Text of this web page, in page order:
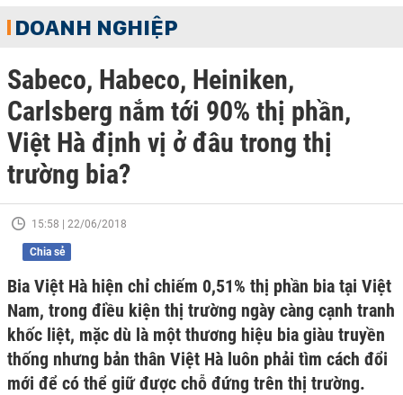
DOANH NGHIỆP
Sabeco, Habeco, Heiniken,
Carlsberg nắm tới 90% thị phần,
Việt Hà định vị ở đâu trong thị
trường bia?
15:58 | 22/06/2018
Chia sẻ
Bia Việt Hà hiện chỉ chiếm 0,51% thị phần bia tại Việt
Nam, trong điều kiện thị trường ngày càng cạnh tranh
khốc liệt, mặc dù là một thương hiệu bia giàu truyền
thống nhưng bản thân Việt Hà luôn phải tìm cách đổi
mới để có thể giữ được chỗ đứng trên thị trường.